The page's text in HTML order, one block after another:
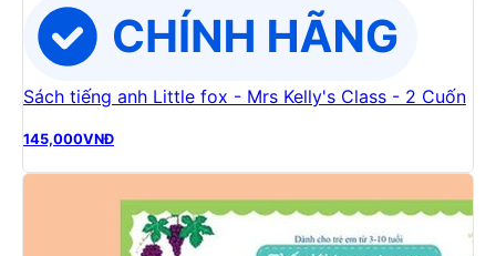
Sách tiếng anh Little fox - Mrs Kelly's Class - 2 Cuốn
145,000VNĐ